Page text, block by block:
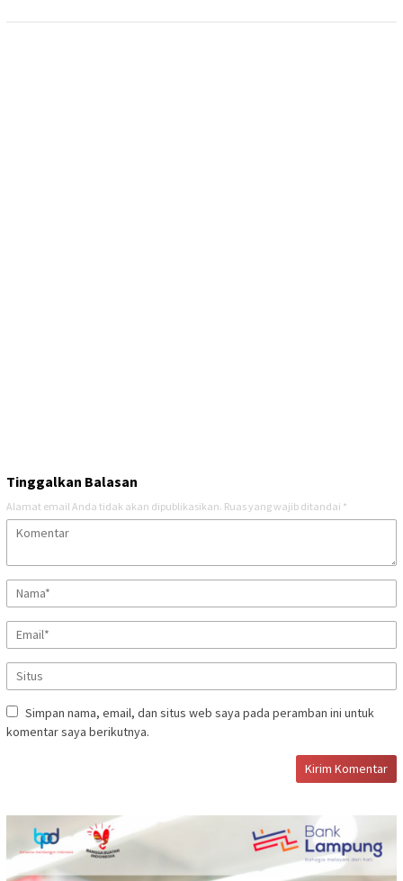
Tinggalkan Balasan
Alamat email Anda tidak akan dipublikasikan. Ruas yang wajib ditandai *
Simpan nama, email, dan situs web saya pada peramban ini untuk
komentar saya berikutnya.